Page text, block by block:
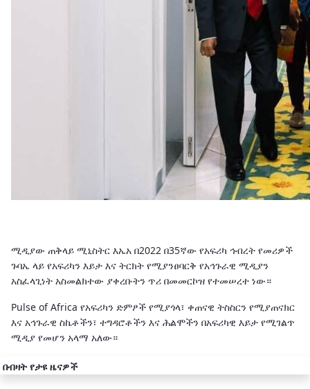
ሚዲያው ጠቅላይ ሚኒስትር እኤአ በ2022 በ35ኛው የአፍሪካ ኅብረት የመሪዎች
ጉባኤ ላይ የአፍሪካን እይታ እና ትርክት የሚያንፀባርቅ የአኅጉራዊ ሚዲያን
አስፈላጊነት አስመልክተው ያቀረቡትን ጥሪ በመመርኮዝ የተመሠረተ ነው።
Pulse of Africa የአፍሪካን ድምፆች የሚያጎላ፣ ቀጠናዊ ትስስርን የሚያጠናክር
እና አኅጉራዊ ስኬቶችን፣ ተግዳሮቶችን እና ሕልሞችን በአፍሪካዊ እይታ የሚገልጥ
ሚዲያ የመሆን አላማ አለው።
በብዛት የታዩ ዜናዎች